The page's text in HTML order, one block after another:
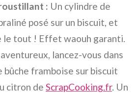
: Un cylindre de
posé sur un biscuit, et
le tout ! Effet waouh garanti.
lancez-vous dans
bûche framboise sur biscuit
citron de ScrapCooking.fr. Un